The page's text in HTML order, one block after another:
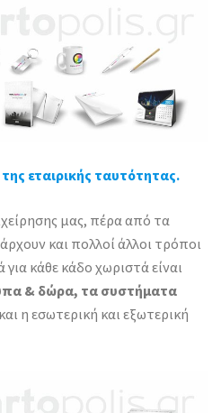
εταιρικής ταυτότητας.
μας, πέρα από τα
και πολλοί άλλοι τρόποι
κάθε κάδο χωριστά είναι
& δώρα, τα συστήματα
η εσωτερική και εξωτερική